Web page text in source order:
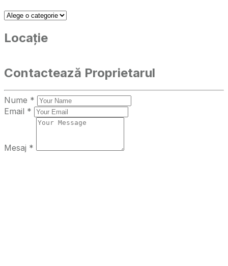
Locație
Contactează Proprietarul
Nume *
Email *
Mesaj *